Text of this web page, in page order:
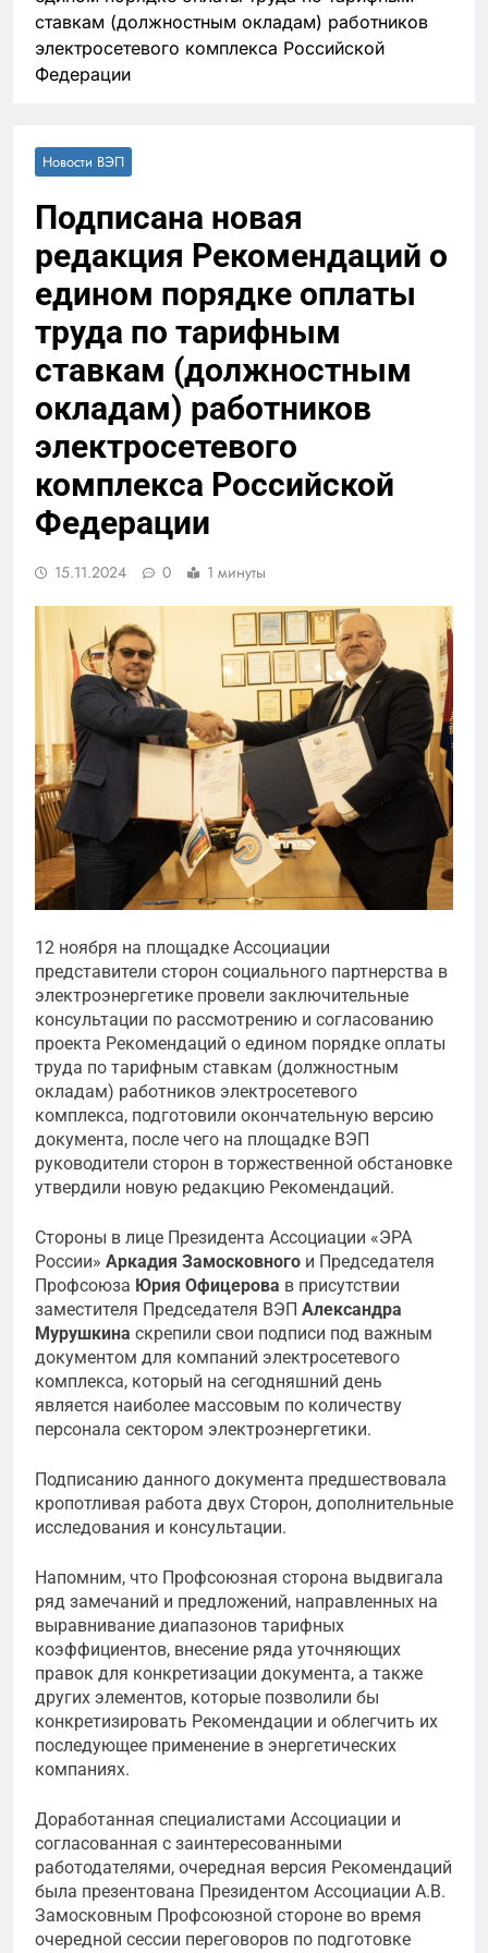
ставкам (должностным окладам) работников
электросетевого комплекса Российской
Федерации
Новости ВЭП
Подписана новая
редакция Рекомендаций о
едином порядке оплаты
труда по тарифным
ставкам (должностным
окладам) работников
электросетевого
комплекса Российской
Федерации
15.11.2024 0 1 минуты
12 ноября на площадке Ассоциации
представители сторон социального партнерства в
электроэнергетике провели заключительные
консультации по рассмотрению и согласованию
проекта Рекомендаций о едином порядке оплаты
труда по тарифным ставкам (должностным
окладам) работников электросетевого
комплекса, подготовили окончательную версию
документа, после чего на площадке ВЭП
руководители сторон в торжественной обстановке
утвердили новую редакцию Рекомендаций.
Стороны в лице Президента Ассоциации «ЭРА
России» Аркадия Замосковного и Председателя
Профсоюза Юрия Офицерова в присутствии
заместителя Председателя ВЭП Александра
Мурушкина скрепили свои подписи под важным
документом для компаний электросетевого
комплекса, который на сегодняшний день
является наиболее массовым по количеству
персонала сектором электроэнергетики.
Подписанию данного документа предшествовала
кропотливая работа двух Сторон, дополнительные
исследования и консультации.
Напомним, что Профсоюзная сторона выдвигала
ряд замечаний и предложений, направленных на
выравнивание диапазонов тарифных
коэффициентов, внесение ряда уточняющих
правок для конкретизации документа, а также
других элементов, которые позволили бы
конкретизировать Рекомендации и облегчить их
последующее применение в энергетических
компаниях.
Доработанная специалистами Ассоциации и
согласованная с заинтересованными
работодателями, очередная версия Рекомендаций
была презентована Президентом Ассоциации А.В.
Замосковным Профсоюзной стороне во время
очередной сессии переговоров по подготовке